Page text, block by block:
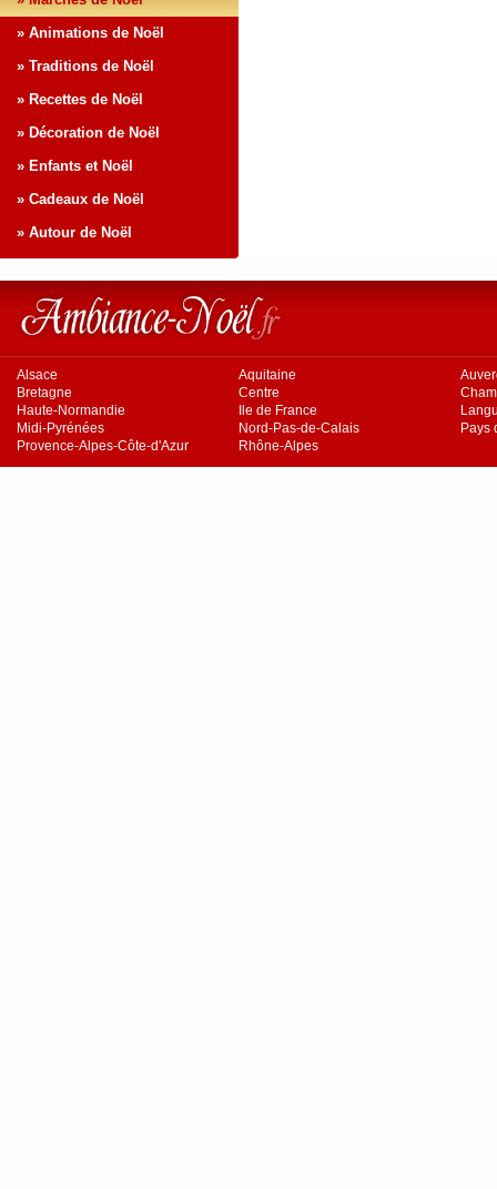
» Animations de Noël
» Traditions de Noël
» Recettes de Noël
» Décoration de Noël
» Enfants et Noël
» Cadeaux de Noël
» Autour de Noël
Alsace Aquitaine
Bretagne
Centre
Haute-Normandie
Ile de France
Midi-Pyrénées
Nord-Pas-de-Calais
Pays
Provence-Alpes-Côte-d'Azur
Rhône-Alpes